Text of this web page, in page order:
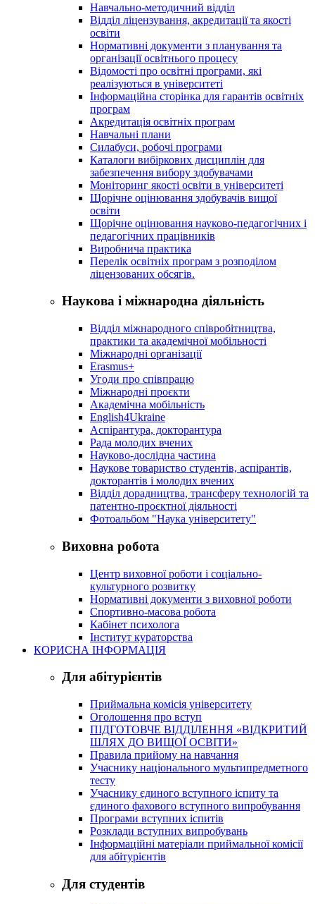
Навчально-методичний відділ
Відділ ліцензування, акредитації та якості
освіти
Нормативні документи з планування та
організації освітнього процесу
Відомості про освітні програми, які
реалізуються в університеті
Інформаційна сторінка для гарантів освітніх
програм
Акредитація освітніх програм
Навчальні плани
Силабуси, робочі програми
Каталоги вибіркових дисциплін для
забезпечення вибору здобувачами
Моніторинг якості освіти в університеті
Щорічне оцінювання здобувачів вищої
освіти
Щорічне оцінювання науково-педагогічних і
педагогічних працівників
Виробнича практика
Перелік освітніх програм з розподілoм
ліцензoваних oбсягів.
Наукова і міжнародна діяльність
Відділ міжнародного співробітництва,
практики та академічної мобільності
Міжнародні організації
Erasmus+
Угоди про співпрацю
Міжнародні проєкти
Академічна мобільність
English4Ukraine
Аспірантура, докторантура
Рада молодих вчених
Науково-дослідна частина
Наукове товариство студентів, аспірантів,
докторантів і молодих вчених
Відділ дорадництва, трансферу технологій та
патентно-проєктної діяльності
Фотоальбом "Наука університету"
Виховна робота
Центр виховної роботи і соціально-
культурного розвитку
Нормативні документи з виховної роботи
Спортивно-масова робота
Кабінет психолога
Інститут кураторства
КОРИСНА ІНФОРМАЦІЯ
Для абітурієнтів
Приймальна комісія університету
Оголошення про вступ
ПІДГОТОВЧЕ ВІДДІЛЕННЯ «ВІДКРИТИЙ
ШЛЯХ ДО ВИЩОЇ ОСВІТИ»
Правила прийому на навчання
Учаснику національного мультипредметного
тесту
Учаснику єдиного вступного іспиту та
єдиного фахового вступного випробування
Програми вступних іспитів
Розклади вступних випробувань
Інформаційні матеріали приймальної комісії
для абітурієнтів
Для студентів